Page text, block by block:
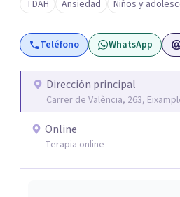
mayor equilibrio y bienestar. La
un entorno confidencial y
las necesidades de cada proceso
el trauma, la depresión y otros
como procesos de crecimiento
respetuoso, humano y orientado
primera orientación gratuita
TDAH Ansiedad Niños y
Teléfono WhatsApp
Dirección principal
Carrer de València, 263,
Online
Terapia online